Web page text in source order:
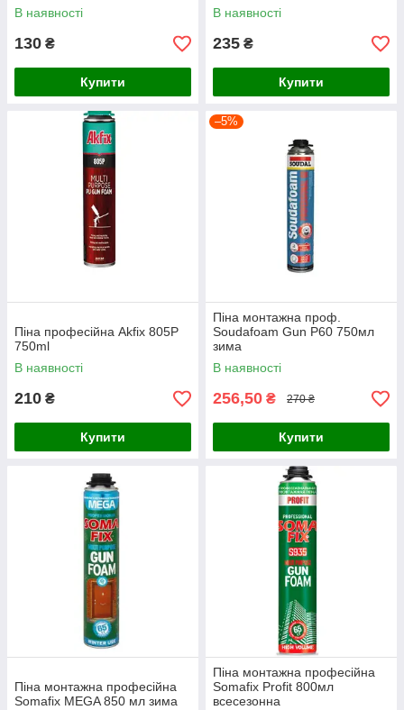
В наявності
130 ₴
Купити
В наявності
235 ₴
Купити
Піна професійна Akfix 805P
750ml
В наявності
210 ₴
Купити
–5%
Піна монтажна проф.
Soudafoam Gun P60 750мл
зима
В наявності
256,50 ₴ 270 ₴
Купити
Піна монтажна професійна
Somafix MEGA 850 мл зима
Піна монтажна професійна
Somafix Profit 800мл
всесезонна